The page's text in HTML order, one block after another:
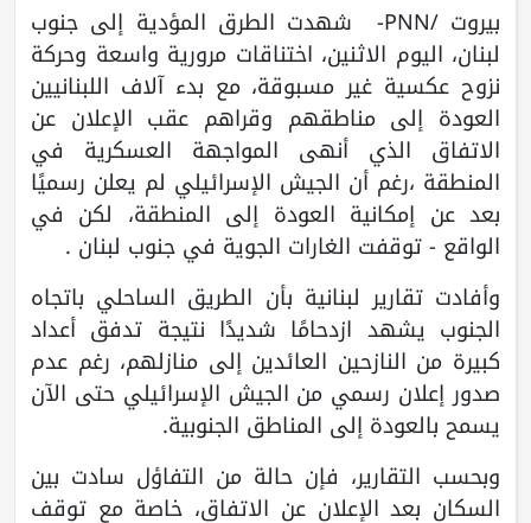
بيروت /PNN- شهدت الطرق المؤدية إلى جنوب
لبنان، اليوم الاثنين، اختناقات مرورية واسعة وحركة
نزوح عكسية غير مسبوقة، مع بدء آلاف اللبنانيين
العودة إلى مناطقهم وقراهم عقب الإعلان عن
الاتفاق الذي أنهى المواجهة العسكرية في
المنطقة ،رغم أن الجيش الإسرائيلي لم يعلن رسميًا
بعد عن إمكانية العودة إلى المنطقة، لكن في
الواقع - توقفت الغارات الجوية في جنوب لبنان .
وأفادت تقارير لبنانية بأن الطريق الساحلي باتجاه
الجنوب يشهد ازدحامًا شديدًا نتيجة تدفق أعداد
كبيرة من النازحين العائدين إلى منازلهم، رغم عدم
صدور إعلان رسمي من الجيش الإسرائيلي حتى الآن
يسمح بالعودة إلى المناطق الجنوبية.
وبحسب التقارير، فإن حالة من التفاؤل سادت بين
السكان بعد الإعلان عن الاتفاق، خاصة مع توقف